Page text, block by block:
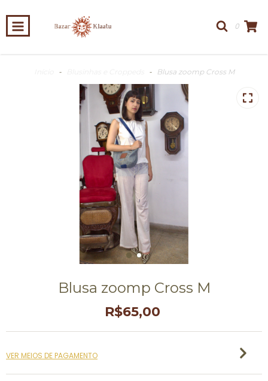
0
- - Blusa zoomp Cross M
Blusa zoomp Cross M
R$65,00
VER MEIOS DE PAGAMENTO